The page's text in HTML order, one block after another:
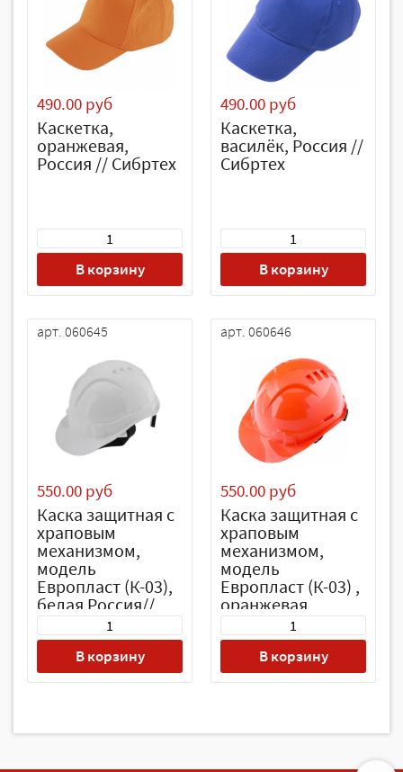
490.00 руб
Каскетка,
оранжевая,
Россия // Сибртех
В корзину
490.00 руб
Каскетка,
василёк, Россия //
Сибртех
В корзину
арт. 060645
550.00 руб
Каска защитная с
храповым
механизмом,
модель
Европласт (К-03),
белая Россия//
Сибртех
В корзину
арт. 060646
550.00 руб
Каска защитная с
храповым
механизмом,
модель
Европласт (К-03) ,
оранжевая
Россия// Сибртех
В корзину